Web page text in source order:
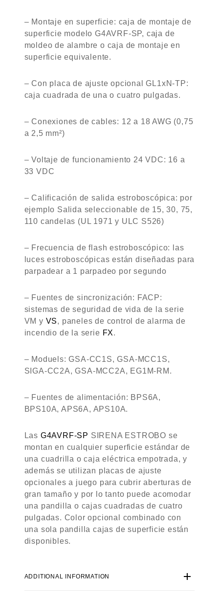
– Montaje en superficie: caja de montaje de
superficie modelo G4AVRF-SP, caja de
moldeo de alambre o caja de montaje en
superficie equivalente.
– Con placa de ajuste opcional GL1xN-TP:
caja cuadrada de una o cuatro pulgadas.
– Conexiones de cables: 12 a 18 AWG (0,75
a 2,5 mm²)
– Voltaje de funcionamiento 24 VDC: 16 a
33 VDC
– Calificación de salida estroboscópica: por
ejemplo Salida seleccionable de 15, 30, 75,
110 candelas (UL 1971 y ULC S526)
– Frecuencia de flash estroboscópico: las
luces estroboscópicas están diseñadas para
parpadear a 1 parpadeo por segundo
– Fuentes de sincronización: FACP:
sistemas de seguridad de vida de la serie
VM y VS, paneles de control de alarma de
incendio de la serie FX.
– Moduels: GSA-CC1S, GSA-MCC1S,
SIGA-CC2A, GSA-MCC2A, EG1M-RM.
– Fuentes de alimentación: BPS6A,
BPS10A, APS6A, APS10A.
Las G4AVRF-SP SIRENA ESTROBO se
montan en cualquier superficie estándar de
una cuadrilla o caja eléctrica empotrada, y
además se utilizan placas de ajuste
opcionales a juego para cubrir aberturas de
gran tamaño y por lo tanto puede acomodar
una pandilla o cajas cuadradas de cuatro
pulgadas. Color opcional combinado con
una sola pandilla cajas de superficie están
disponibles.
ADDITIONAL INFORMATION